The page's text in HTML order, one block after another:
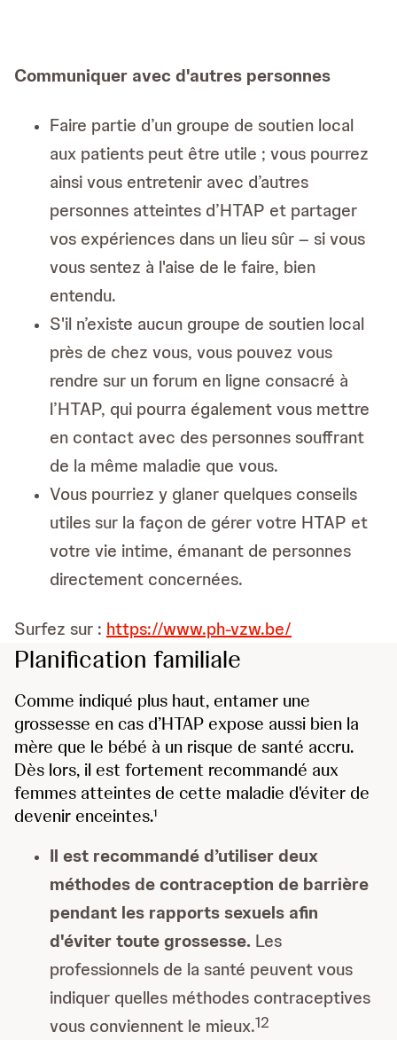
Communiquer avec d'autres personnes
Faire partie d’un groupe de soutien local
aux patients peut être utile ; vous pourrez
ainsi vous entretenir avec d’autres
personnes atteintes d’HTAP et partager
vos expériences dans un lieu sûr – si vous
vous sentez à l'aise de le faire, bien
entendu.
S'il n’existe aucun groupe de soutien local
près de chez vous, vous pouvez vous
rendre sur un forum en ligne consacré à
l’HTAP, qui pourra également vous mettre
en contact avec des personnes souffrant
de la même maladie que vous.
Vous pourriez y glaner quelques conseils
utiles sur la façon de gérer votre HTAP et
votre vie intime, émanant de personnes
directement concernées.
Surfez sur : https://www.ph-vzw.be/
Planification familiale
Comme indiqué plus haut, entamer une
grossesse en cas d’HTAP expose aussi bien la
mère que le bébé à un risque de santé accru.
Dès lors, il est fortement recommandé aux
femmes atteintes de cette maladie d'éviter de
devenir enceintes.1
Il est recommandé d’utiliser deux
méthodes de contraception de barrière
pendant les rapports sexuels afin
d'éviter toute grossesse. Les
professionnels de la santé peuvent vous
indiquer quelles méthodes contraceptives
vous conviennent le mieux.12